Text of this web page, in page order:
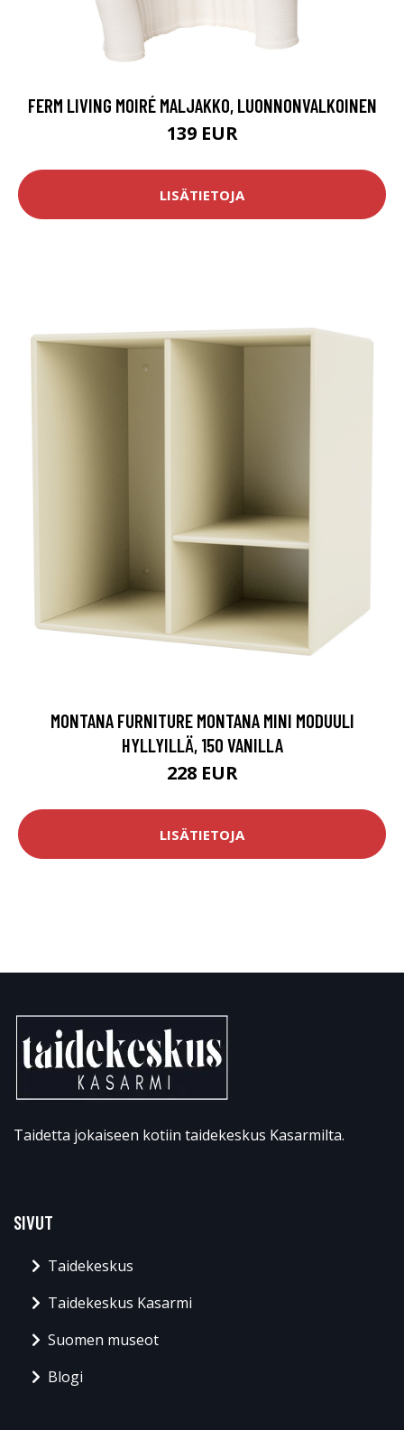
FERM LIVING MOIRÉ MALJAKKO, LUONNONVALKOINEN
139 EUR
LISÄTIETOJA
MONTANA FURNITURE MONTANA MINI MODUULI
HYLLYILLÄ, 150 VANILLA
228 EUR
LISÄTIETOJA
Taidetta jokaiseen kotiin taidekeskus Kasarmilta.
SIVUT
Taidekeskus
Taidekeskus Kasarmi
Suomen museot
Blogi